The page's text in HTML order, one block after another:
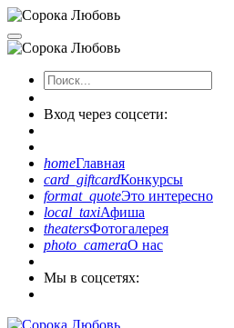
Вход через соцсети:
homeГлавная
card_giftcardКонкурсы
format_quoteЭто интересно
local_taxiАфиша
theatersФотогалерея
photo_cameraО нас
Мы в соцсетях: